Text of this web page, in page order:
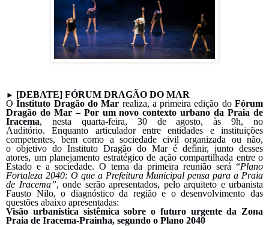
► [DEBATE] FÓRUM DRAGÃO DO MAR
O Instituto Dragão do Mar realiza, a primeira edição doFórum
Dragão do Mar – Por um novo contexto urbano da Praia de
Iracema, nesta quarta-feira, 30de agosto, às 9h, no
Auditório.Enquanto articulador entre entidades e instituições
competentes, bem como a sociedade civil organizada ou não,
o objetivo do Instituto Dragão do Mar é definir, junto desses
atores, um planejamento estratégico de ação compartilhada entre o
Estado e a sociedade. O tema da primeira reunião será “Plano
Fortaleza 2040: O que a Prefeitura Municipal pensa para a Praia
de Iracema”, onde serão apresentados, pelo arquiteto e urbanista
Fausto Nilo, o diagnóstico da região e o desenvolvimento das
questões abaixo apresentadas:
Visão urbanística sistêmica sobre o futuro urgente da Zona
Praia de Iracema-Prainha, segundo o Plano 2040